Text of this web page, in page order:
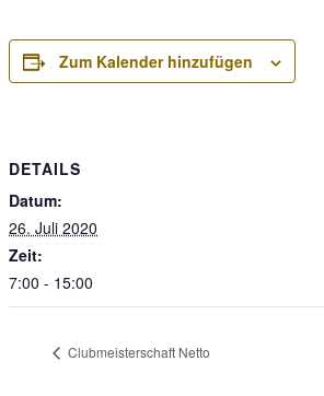
Zum Kalender hinzufügen
DETAILS
Datum:
26. Juli 2020
Zeit:
7:00 - 15:00
Clubmeisterschaft Netto